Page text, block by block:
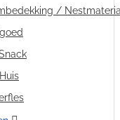
/